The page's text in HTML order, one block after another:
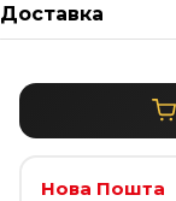
Доставка
Нова Пошта